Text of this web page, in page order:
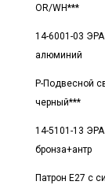
OR/WH***
14-6001-03
алюминий
Р-Подвесной
черный***
14-5101-13
бронза+антр
Патрон E27 с